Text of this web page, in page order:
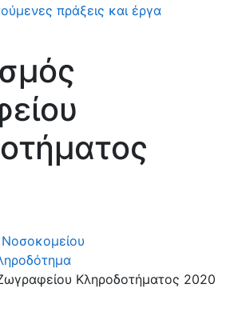
πράξεις και έργα
Κληροδοτήματος 2020